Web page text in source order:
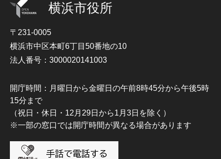
横浜市役所
〒231-0005
横浜市中区本町6丁目50番地の10
法人番号：3000020141003
開庁時間：月曜日から金曜日の午前8時45分から午後5時
15分まで
（祝日・休日・12月29日から1月3日を除く）
※一部の窓口では開庁時間が異なる場合があります